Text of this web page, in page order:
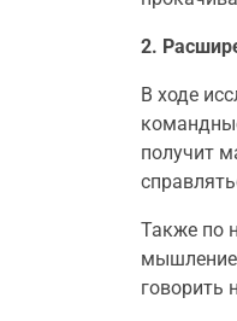
2.
В ходе
получит
Также по
мышление
говорить